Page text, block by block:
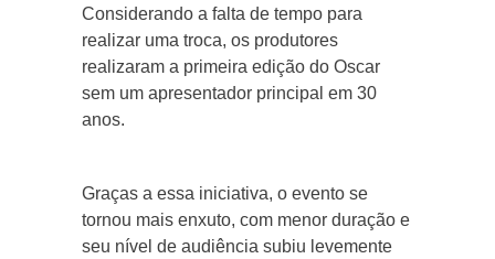
Considerando a falta de tempo para
realizar uma troca, os produtores
realizaram a primeira edição do Oscar
sem um apresentador principal em 30
anos.
Graças a essa iniciativa, o evento se
tornou mais enxuto, com menor duração e
seu nível de audiência subiu levemente